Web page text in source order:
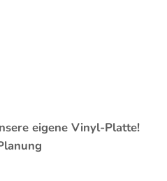
eigene Vinyl-Platte!